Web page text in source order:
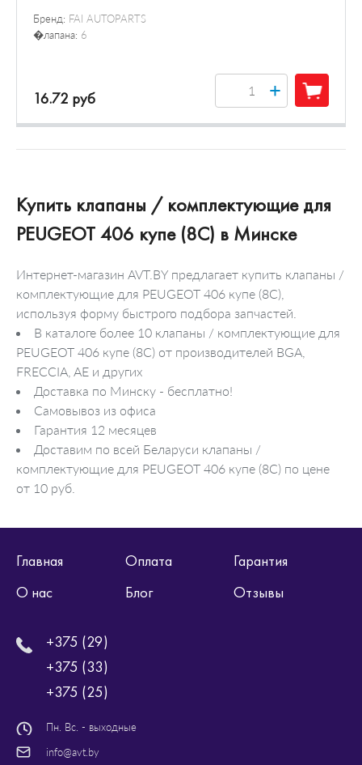
Бренд: FAI AUTOPARTS
�лапана: 6
16.72 руб +
Купить клапаны / комплектующие для
PEUGEOT 406 купе (8C) в Минске
Интернет-магазин AVT.BY предлагает купить клапаны /
комплектующие для PEUGEOT 406 купе (8C),
используя форму быстрого подбора запчастей.
В каталоге более 10 клапаны / комплектующие для
PEUGEOT 406 купе (8C) от производителей BGA,
FRECCIA, AE и других
Доставка по Минску - бесплатно!
Самовывоз из офиса
Гарантия 12 месяцев
Доставим по всей Беларуси клапаны /
комплектующие для PEUGEOT 406 купе (8C) по цене
от 10 руб.
Главная Оплата
Гарантия
О нас
Блог Отзывы
+375 (29)
+375 (33)
+375 (25)
Пн. Вс. - выходные
info@avt.by